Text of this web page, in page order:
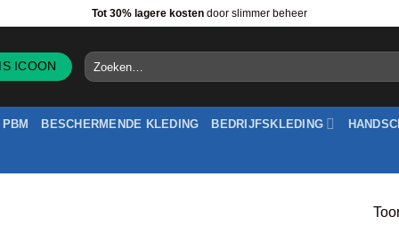
Tot 30% lagere kosten door slimmer beheer
Zoeken
naar:
PBM BESCHERMENDE KLEDING BEDRIJFSKLEDING